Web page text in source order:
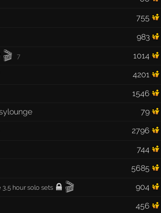
755
983
🎬 7 1014
4201
1546
79
2796
744
5685
3,5 hour solo sets 🎬 904
456